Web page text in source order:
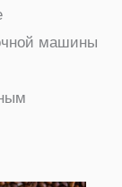
машины